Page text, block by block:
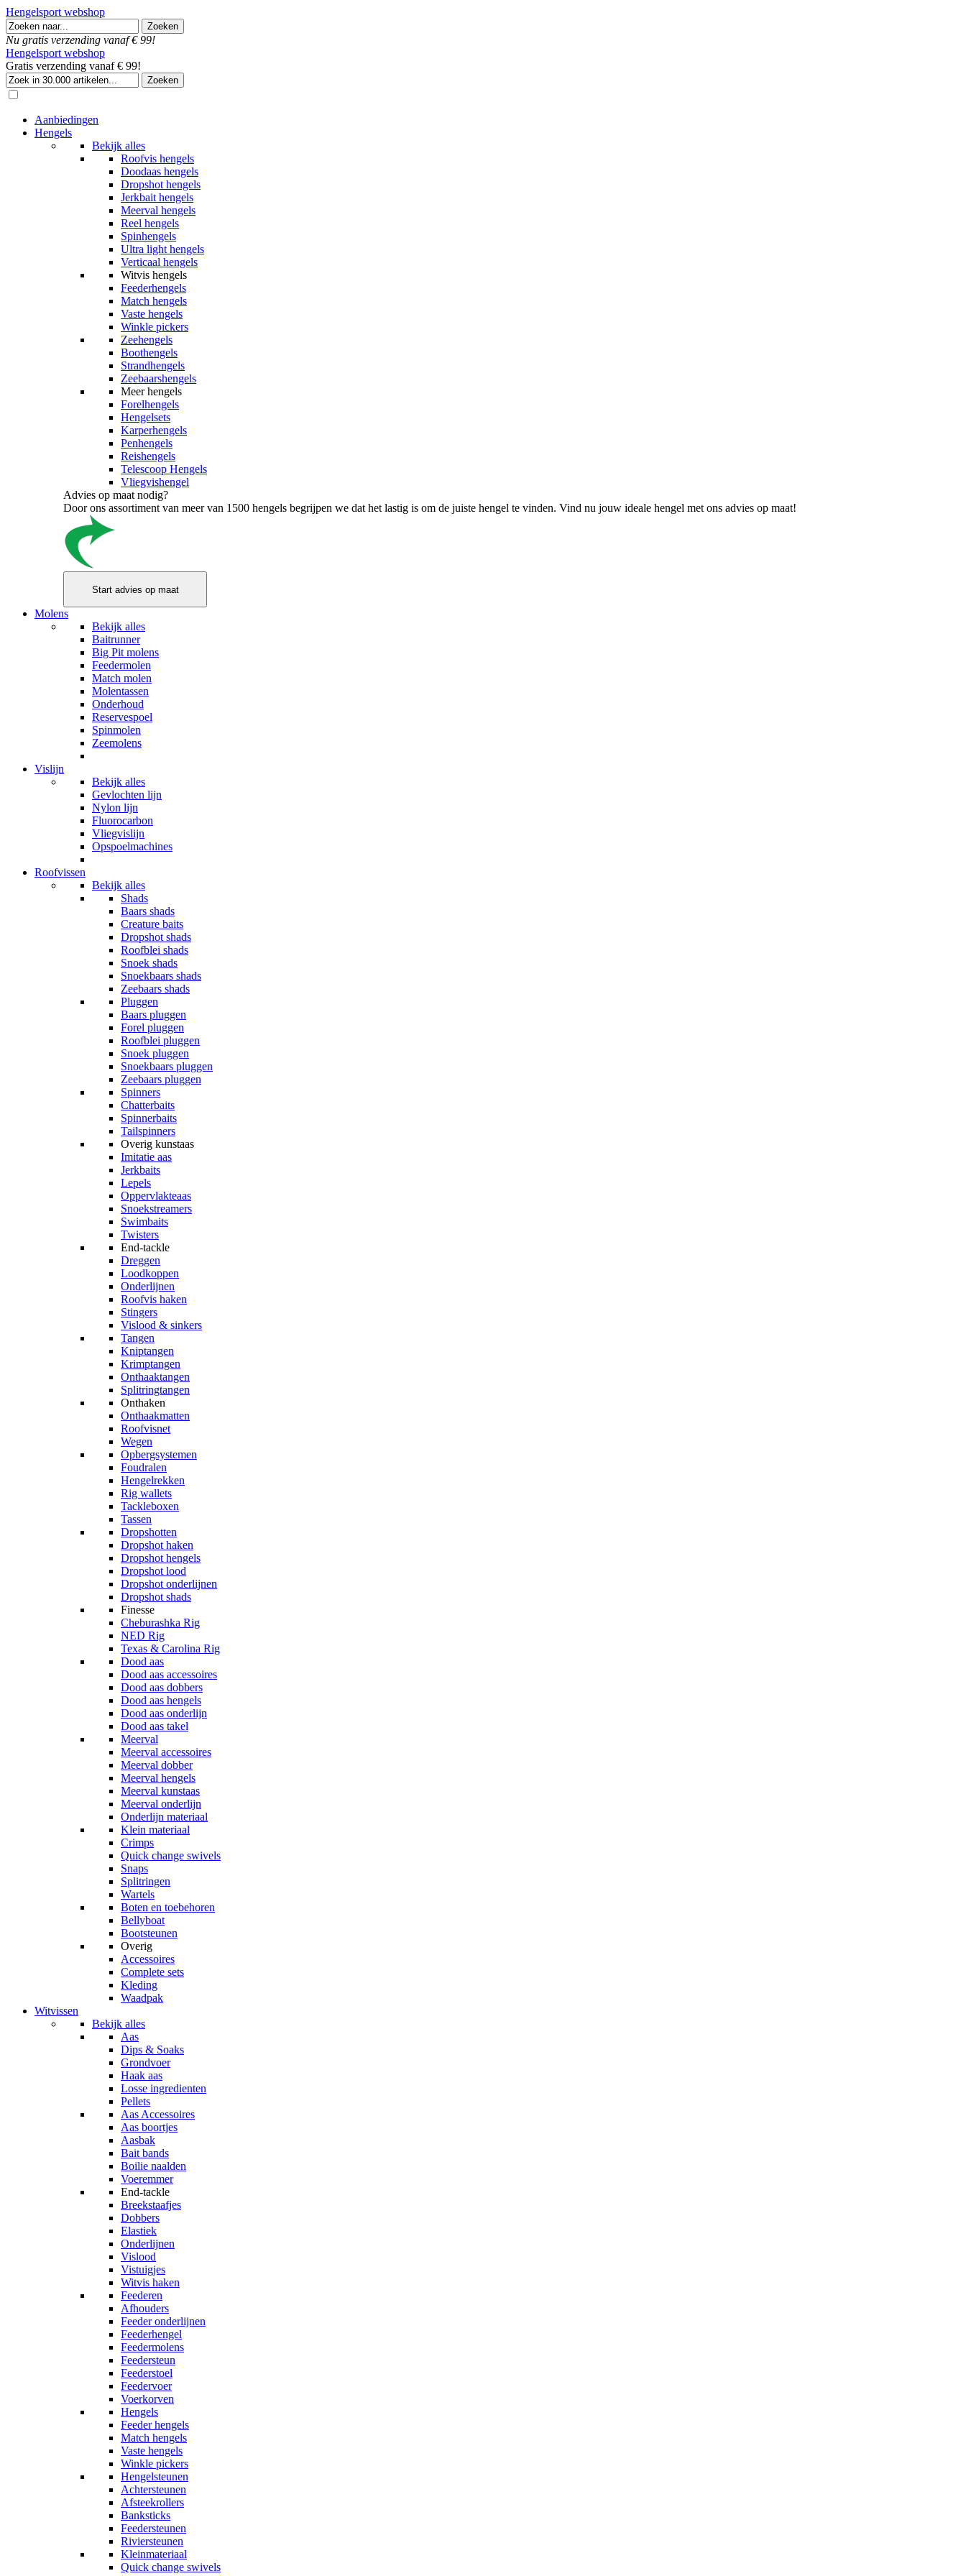
Hengelsport webshop
Nu gratis verzending vanaf € 99!
Hengelsport webshop
Gratis verzending vanaf € 99!
Aanbiedingen
Hengels
Bekijk alles
Roofvis hengels
Doodaas hengels
Dropshot hengels
Jerkbait hengels
Meerval hengels
Reel hengels
Spinhengels
Ultra light hengels
Verticaal hengels
Witvis hengels
Feederhengels
Match hengels
Vaste hengels
Winkle pickers
Zeehengels
Boothengels
Strandhengels
Zeebaarshengels
Meer hengels
Forelhengels
Hengelsets
Karperhengels
Penhengels
Reishengels
Telescoop Hengels
Vliegvishengel
Advies op maat nodig?
Door ons assortiment van meer van 1500 hengels begrijpen we dat het lastig is om de juiste hengel te vinden. Vind nu jouw ideale hengel met ons advies op maat!
Molens
Bekijk alles
Baitrunner
Big Pit molens
Feedermolen
Match molen
Molentassen
Onderhoud
Reservespoel
Spinmolen
Zeemolens
Vislijn
Bekijk alles
Gevlochten lijn
Nylon lijn
Fluorocarbon
Vliegvislijn
Opspoelmachines
Roofvissen
Bekijk alles
Shads
Baars shads
Creature baits
Dropshot shads
Roofblei shads
Snoek shads
Snoekbaars shads
Zeebaars shads
Pluggen
Baars pluggen
Forel pluggen
Roofblei pluggen
Snoek pluggen
Snoekbaars pluggen
Zeebaars pluggen
Spinners
Chatterbaits
Spinnerbaits
Tailspinners
Overig kunstaas
Imitatie aas
Jerkbaits
Lepels
Oppervlakteaas
Snoekstreamers
Swimbaits
Twisters
End-tackle
Dreggen
Loodkoppen
Onderlijnen
Roofvis haken
Stingers
Vislood & sinkers
Tangen
Kniptangen
Krimptangen
Onthaaktangen
Splitringtangen
Onthaken
Onthaakmatten
Roofvisnet
Wegen
Opbergsystemen
Foudralen
Hengelrekken
Rig wallets
Tackleboxen
Tassen
Dropshotten
Dropshot haken
Dropshot hengels
Dropshot lood
Dropshot onderlijnen
Dropshot shads
Finesse
Cheburashka Rig
NED Rig
Texas & Carolina Rig
Dood aas
Dood aas accessoires
Dood aas dobbers
Dood aas hengels
Dood aas onderlijn
Dood aas takel
Meerval
Meerval accessoires
Meerval dobber
Meerval hengels
Meerval kunstaas
Meerval onderlijn
Onderlijn materiaal
Klein materiaal
Crimps
Quick change swivels
Snaps
Splitringen
Wartels
Boten en toebehoren
Bellyboat
Bootsteunen
Overig
Accessoires
Complete sets
Kleding
Waadpak
Witvissen
Bekijk alles
Aas
Dips & Soaks
Grondvoer
Haak aas
Losse ingredienten
Pellets
Aas Accessoires
Aas boortjes
Aasbak
Bait bands
Boilie naalden
Voeremmer
End-tackle
Breekstaafjes
Dobbers
Elastiek
Onderlijnen
Vislood
Vistuigjes
Witvis haken
Feederen
Afhouders
Feeder onderlijnen
Feederhengel
Feedermolens
Feedersteun
Feederstoel
Feedervoer
Voerkorven
Hengels
Feeder hengels
Match hengels
Vaste hengels
Winkle pickers
Hengelsteunen
Achtersteunen
Afsteekrollers
Banksticks
Feedersteunen
Riviersteunen
Kleinmateriaal
Quick change swivels